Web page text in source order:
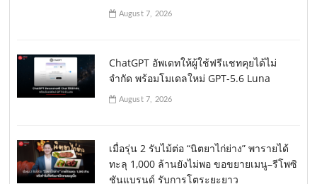
August 7, 2026
ChatGPT อัพเดทให้ผู้ใช้ฟรีแชทคุยได้ไม่
จำกัด พร้อมโมเดลใหม่ GPT-5.6 Luna
August 7, 2026
เมื่อรุ่น 2 รับไม้ต่อ “นิตยาไก่ย่าง” พารายได้
ทะลุ 1,000 ล้านยังไม่พอ ขอขยายเมนู–รีโพซิ
ชันแบรนด์ รับการโตระยะยาว